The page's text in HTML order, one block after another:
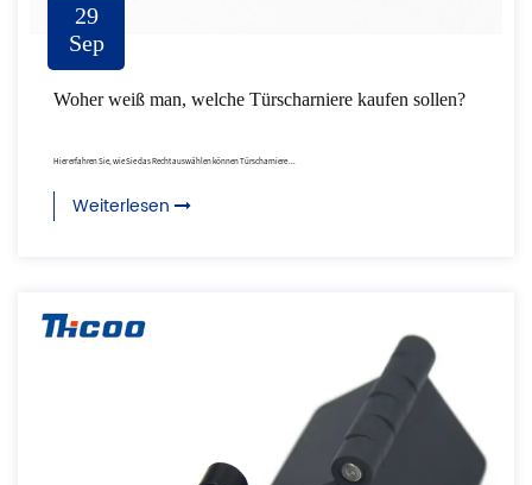
29
Sep
Woher weiß man, welche Türscharniere kaufen sollen?
Hier erfahren Sie, wie Sie das Recht auswählen können Türscharniere ...
Weiterlesen